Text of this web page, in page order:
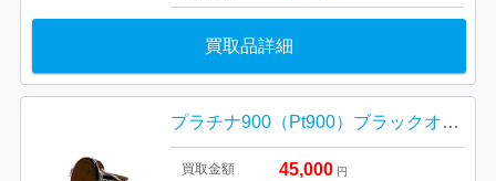
買取品詳細
プラチナ900（Pt900）ブラックオパールリング 高価買取｜高崎市山名町
買取金額 45,000 円